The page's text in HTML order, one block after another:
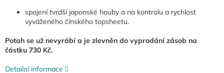
spojení tvrdší japonské houby a na kontrolu a rychlost
vyváženého čínského topsheetu.
Potah se už nevyrábí a je zlevněn do vyprodání zásob na
částku 730 Kč.
Detailní informace